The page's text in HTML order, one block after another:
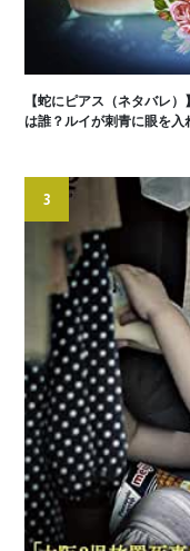
【蛇にピアス（ネタバレ
は誰？ルイが刺青に眼を
3